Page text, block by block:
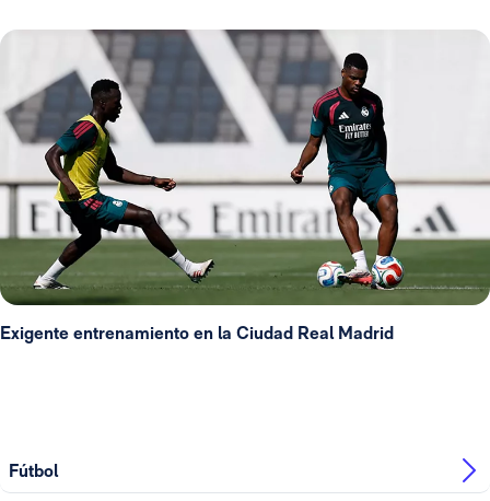
Exigente entrenamiento en la Ciudad Real Madrid
Fútbol